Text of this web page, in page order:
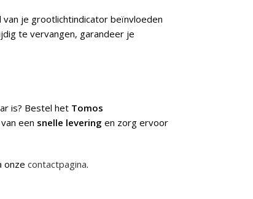
van je grootlichtindicator beïnvloeden
te vervangen, garandeer je
is? Bestel het Tomos
een snelle levering en zorg ervoor
onze contactpagina.